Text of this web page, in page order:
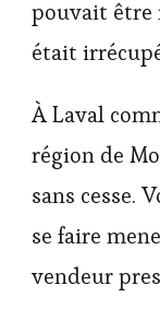
pouvait être
était
À Laval
région de
sans cesse.
se faire
vendeur